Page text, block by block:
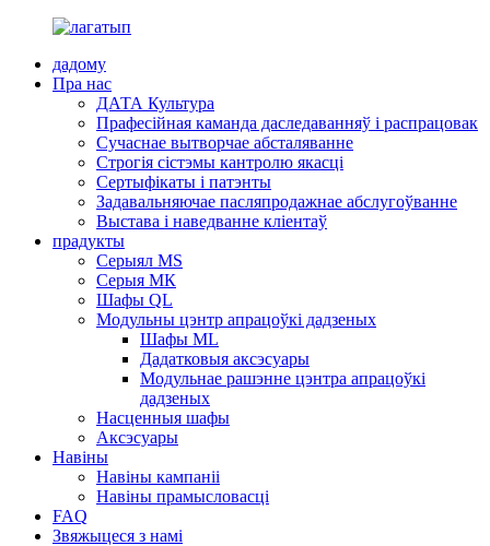
дадому
Пра нас
ДАТА Культура
Прафесійная каманда даследаванняў і распрацовак
Сучаснае вытворчае абсталяванне
Строгія сістэмы кантролю якасці
Сертыфікаты і патэнты
Задавальняючае пасляпродажнае абслугоўванне
Выстава і наведванне кліентаў
прадукты
Серыял MS
Серыя МК
Шафы QL
Модульны цэнтр апрацоўкі дадзеных
Шафы ML
Дадатковыя аксэсуары
Модульнае рашэнне цэнтра апрацоўкі
дадзеных
Насценныя шафы
Аксэсуары
Навіны
Навіны кампаніі
Навіны прамысловасці
FAQ
Звяжыцеся з намі